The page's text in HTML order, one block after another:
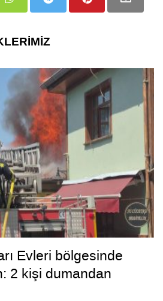
Evleri bölgesinde
2 kişi dumandan